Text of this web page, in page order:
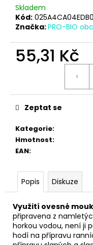
Skladem
Kód:
Značka:PRO-BIO
55,31 Kč
Kategorie:
Hmotnost:
EAN:
Zeptat se
Popis Diskuze
Využití ovesné
připravena z
horkou vodou, není ji
hodí na přípravu
u
č
u
m